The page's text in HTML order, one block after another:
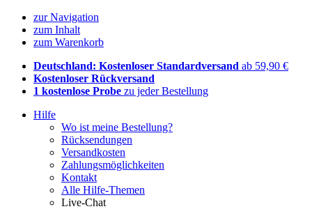
zur Navigation
zum Inhalt
zum Warenkorb
Deutschland: Kostenloser Standardversand ab 59,90 €
Kostenloser Rückversand
1 kostenlose Probe zu jeder Bestellung
Hilfe
Wo ist meine Bestellung?
Rücksendungen
Versandkosten
Zahlungsmöglichkeiten
Kontakt
Alle Hilfe-Themen
Live-Chat